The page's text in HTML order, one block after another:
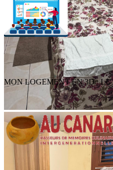
MON LOGEMENT EN 3D : LE